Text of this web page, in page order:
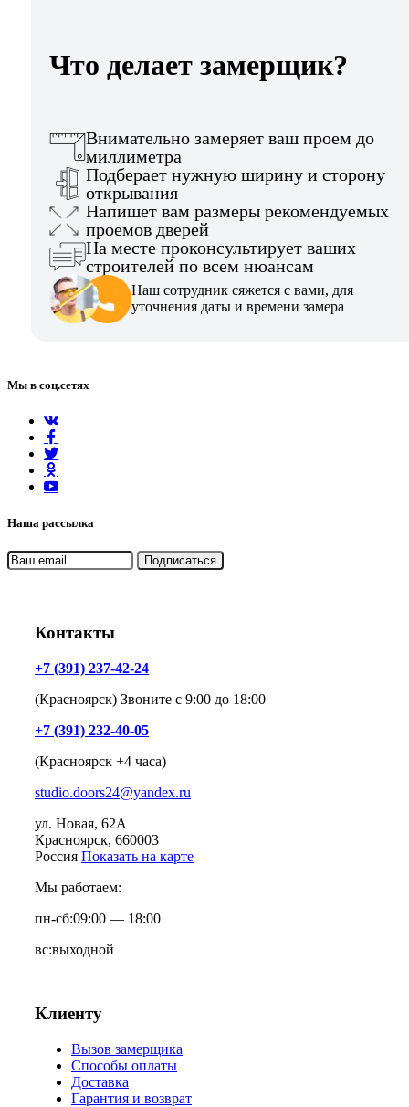
Что делает замерщик?
Внимательно замеряет ваш проем до
миллиметра
Подберает нужную ширину и сторону
открывания
Напишет вам размеры рекомендуемых
проемов дверей
На месте проконсультирует ваших
строителей по всем нюансам
Наш сотрудник сяжется с вами, для
уточнения даты и времени замера
Мы в соц.сетях
Наша рассылка
Контакты
+7 (391) 237-42-24
(Красноярск) Звоните с 9:00 до 18:00
+7 (391) 232-40-05
(Красноярск +4 часа)
studio.doors24@yandex.ru
ул. Новая, 62А
Красноярск, 660003
Россия Показать на карте
Мы работаем:
пн-сб:09:00 — 18:00
вс:выходной
Клиенту
Вызов замерщика
Способы оплаты
Доставка
Гарантия и возврат